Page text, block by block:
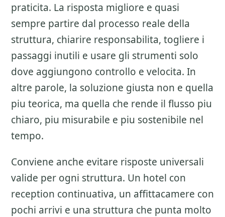
praticita. La risposta migliore e quasi
sempre partire dal processo reale della
struttura, chiarire responsabilita, togliere i
passaggi inutili e usare gli strumenti solo
dove aggiungono controllo e velocita. In
altre parole, la soluzione giusta non e quella
piu teorica, ma quella che rende il flusso piu
chiaro, piu misurabile e piu sostenibile nel
tempo.
Conviene anche evitare risposte universali
valide per ogni struttura. Un hotel con
reception continuativa, un affittacamere con
pochi arrivi e una struttura che punta molto